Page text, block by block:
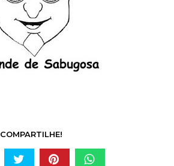
COMPARTILHE!